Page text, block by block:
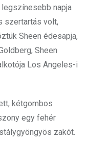
napja
szertartás volt,
Sheen édesapja,
Sheen
Los Angeles-i
kétgombos
egy fehér
zakót.